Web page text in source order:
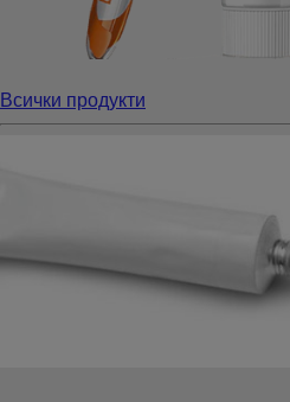
Всички продукти